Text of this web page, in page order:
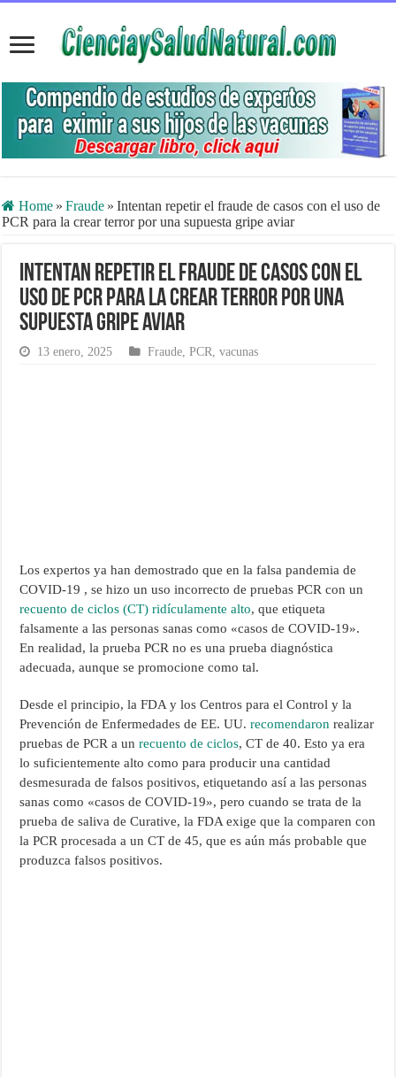
Home » Fraude » Intentan repetir el fraude de casos con el uso de
PCR para la crear terror por una supuesta gripe aviar
Intentan repetir el fraude de casos con el
uso de PCR para la crear terror por una
supuesta gripe aviar
13 enero, 2025 Fraude ,PCR ,vacunas
Los expertos ya han demostrado que en la falsa pandemia de
COVID-19 , se hizo un uso incorrecto de pruebas PCR con un
recuento de ciclos (CT) ridículamente alto, que etiqueta
falsamente a las personas sanas como «casos de COVID-19».
En realidad, la prueba PCR no es una prueba diagnóstica
adecuada, aunque se promocione como tal.
Desde el principio, la FDA y los Centros para el Control y la
Prevención de Enfermedades de EE. UU.recomendaron realizar
pruebas de PCR a unrecuento de ciclos, CT de 40. Esto ya era
lo suficientemente alto como para producir una cantidad
desmesurada de falsos positivos, etiquetando así a las personas
sanas como «casos de COVID-19», pero cuando se trata de la
prueba de saliva de Curative, la FDA exige que la comparen con
la PCR procesada a un CT de 45, que es aún más probable que
produzca falsos positivos.